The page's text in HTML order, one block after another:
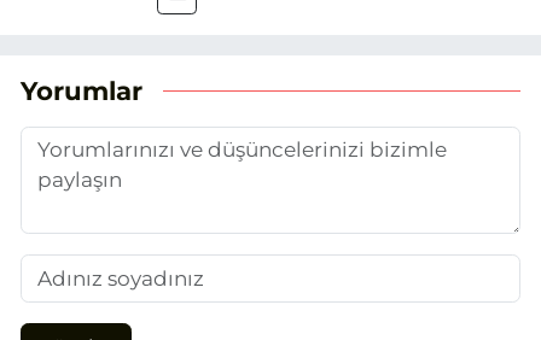
aktarmayı hedefliyorum.
Yorumlar